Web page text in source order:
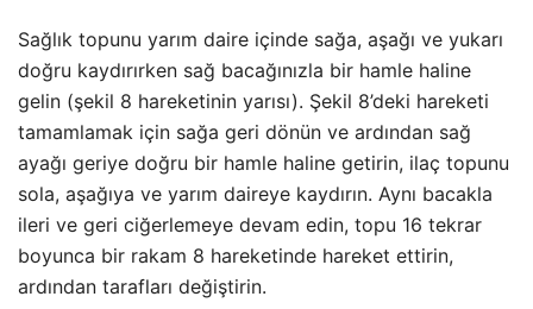
Sağlık topunu yarım daire içinde sağa, aşağı ve yukarı
doğru kaydırırken sağ bacağınızla bir hamle haline
gelin (şekil 8 hareketinin yarısı). Şekil 8’deki hareketi
tamamlamak için sağa geri dönün ve ardından sağ
ayağı geriye doğru bir hamle haline getirin, ilaç topunu
sola, aşağıya ve yarım daireye kaydırın. Aynı bacakla
ileri ve geri ciğerlemeye devam edin, topu 16 tekrar
boyunca bir rakam 8 hareketinde hareket ettirin,
ardından tarafları değiştirin.